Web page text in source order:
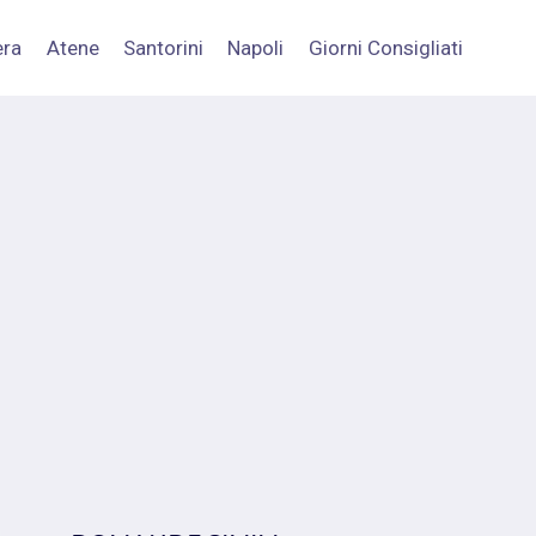
Atene Santorini Napoli Giorni Consigliati